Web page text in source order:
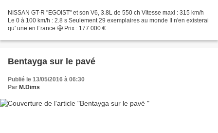
NISSAN GT-R "EGOIST" et son V6, 3.8L de 550 ch Vitesse maxi : 315 km/h
Le 0 à 100 km/h : 2.8 s Seulement 29 exemplaires au monde Il n'en existerai
qu' une en France 🤩 Prix : 177 000 €
Bentayga sur le pavé
Publié le 13/05/2016 à 06:30
Par M.Dims